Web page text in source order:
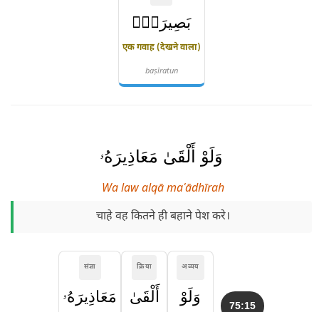
بَصِيرَةٌۭ
एक गवाह (देखने वाला)
baṣīratun
وَلَوْ أَلْقَىٰ مَعَاذِيرَهُۥ
Wa law alqā maʿādhīrah
चाहे वह कितने ही बहाने पेश करे।
75:15
अव्यय
وَلَوْ
क्रिया
أَلْقَىٰ
संज्ञा
مَعَاذِيرَهُۥ